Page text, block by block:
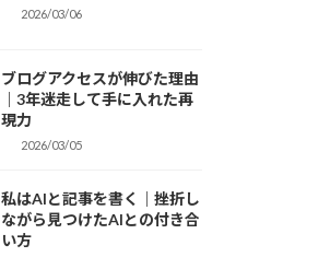
2026/03/06
ブログアクセスが伸びた理由
｜3年迷走して手に入れた再
現力
2026/03/05
私はAIと記事を書く｜挫折し
ながら見つけたAIとの付き合
い方